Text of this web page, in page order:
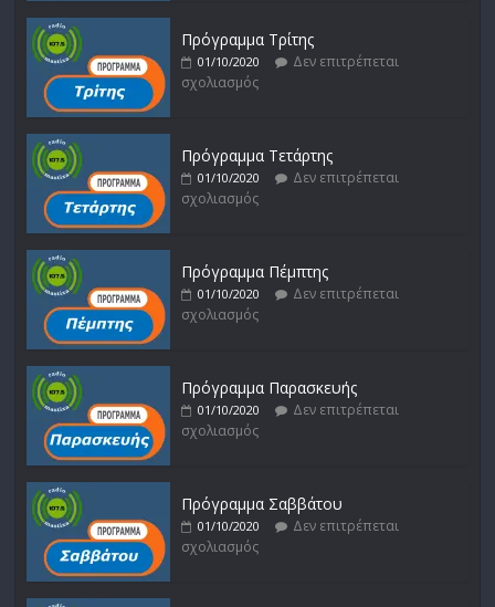
Πρόγραμμα Τρίτης
01/10/2020
Δεν επιτρέπεται
σχολιασμός
Πρόγραμμα Τετάρτης
01/10/2020
Δεν επιτρέπεται
σχολιασμός
Πρόγραμμα Πέμπτης
01/10/2020
Δεν επιτρέπεται
σχολιασμός
Πρόγραμμα Παρασκευής
01/10/2020
Δεν επιτρέπεται
σχολιασμός
Πρόγραμμα Σαββάτου
01/10/2020
Δεν επιτρέπεται
σχολιασμός